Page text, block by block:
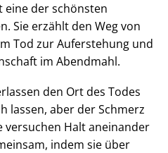
eine der schönsten
Sie erzählt den Weg von
Tod zur Auferstehung und
im Abendmahl.
den Ort des Todes
lassen, aber der Schmerz
Halt aneinander
indem sie über